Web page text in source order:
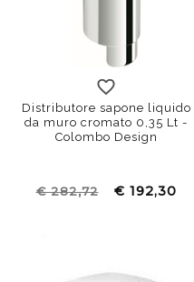
Distributore sapone liquido
da muro cromato 0,35 Lt -
Colombo Design
€ 282,72 € 192,30